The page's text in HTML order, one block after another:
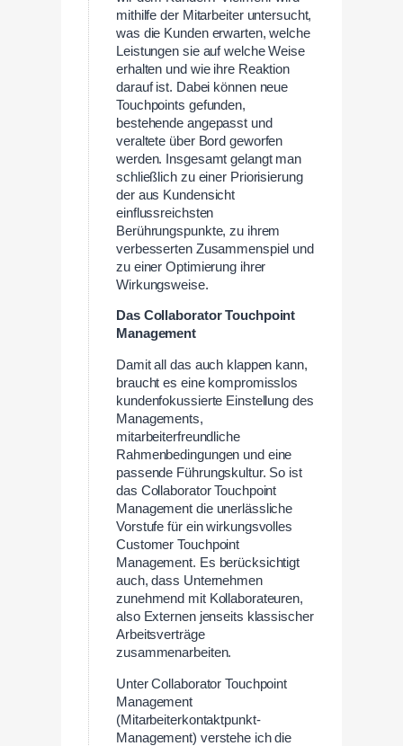
mithilfe der Mitarbeiter untersucht,
was die Kunden erwarten, welche
Leistungen sie auf welche Weise
erhalten und wie ihre Reaktion
darauf ist. Dabei können neue
Touchpoints gefunden,
bestehende angepasst und
veraltete über Bord geworfen
werden. Insgesamt gelangt man
schließlich zu einer Priorisierung
der aus Kundensicht
einflussreichsten
Berührungspunkte, zu ihrem
verbesserten Zusammenspiel und
zu einer Optimierung ihrer
Wirkungsweise.
Das Collaborator Touchpoint
Management
Damit all das auch klappen kann,
braucht es eine kompromisslos
kundenfokussierte Einstellung des
Managements,
mitarbeiterfreundliche
Rahmenbedingungen und eine
passende Führungskultur. So ist
das Collaborator Touchpoint
Management die unerlässliche
Vorstufe für ein wirkungsvolles
Customer Touchpoint
Management. Es berücksichtigt
auch, dass Unternehmen
zunehmend mit Kollaborateuren,
also Externen jenseits klassischer
Arbeitsverträge
zusammenarbeiten.
Unter Collaborator Touchpoint
Management
(Mitarbeiterkontaktpunkt-
Management) verstehe ich die